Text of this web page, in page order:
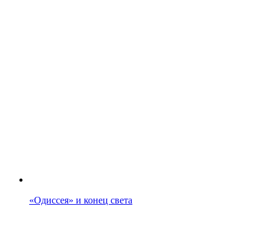
«Одиссея» и конец света